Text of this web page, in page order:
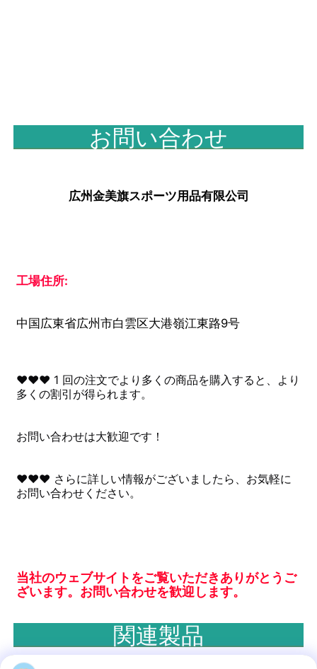
お問い合わせ
広州金美旗スポーツ用品有限公司
工場住所:
中国広東省広州市白雲区大港嶺江東路9号
♥♥♥ 1 回の注文でより多くの商品を購入すると、より
多くの割引が得られます。
お問い合わせは大歓迎です！
♥♥♥ さらに詳しい情報がございましたら、お気軽に
お問い合わせください。
当社のウェブサイトをご覧いただきありがとうご
ざいます。お問い合わせを歓迎します。
関連製品